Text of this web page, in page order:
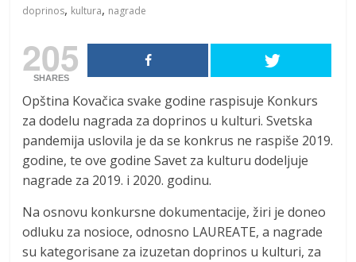
doprinos, kultura, nagrade
205
SHARES
Opština Kovačica svake godine raspisuje Konkurs
za dodelu nagrada za doprinos u kulturi. Svetska
pandemija uslovila je da se konkrus ne raspiše 2019.
godine, te ove godine Savet za kulturu dodeljuje
nagrade za 2019. i 2020. godinu.
Na osnovu konkursne dokumentacije, žiri je doneo
odluku za nosioce, odnosno LAUREATE, a nagrade
su kategorisane za izuzetan doprinos u kulturi, za